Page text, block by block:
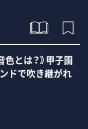
色とは？》甲子園
ドで吹き継がれ